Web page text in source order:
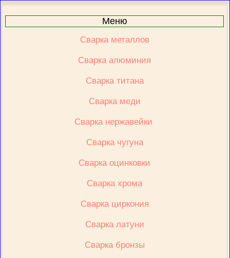
Меню
Сварка металлов
Сварка алюминия
Сварка титана
Сварка меди
Сварка нержавейки
Сварка чугуна
Сварка оцинковки
Сварка хрома
Сварка циркония
Сварка латуни
Сварка бронзы